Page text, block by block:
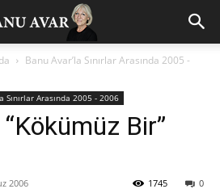
Banu Avar’la Sınırlar Arasında 2005 -
Sınırlar Arasında 2005 - 2006
Bir”
2006 0
1745